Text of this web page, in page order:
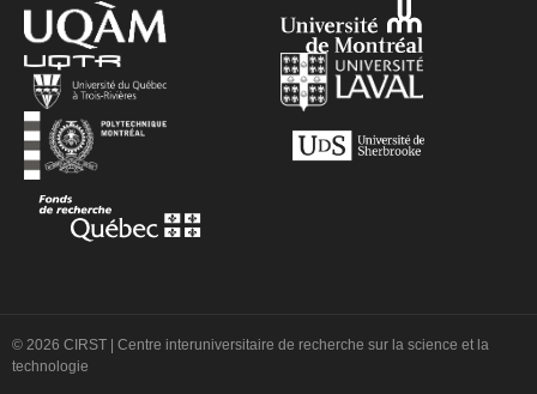
© 2026 CIRST | Centre interuniversitaire de recherche sur la science et la
technologie